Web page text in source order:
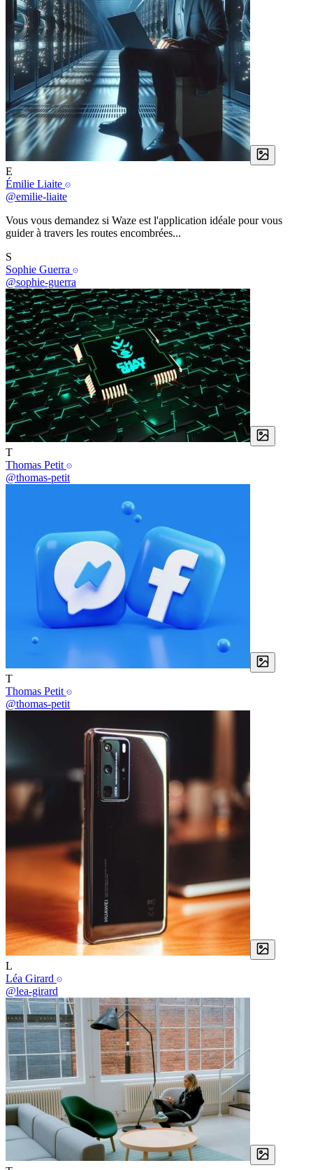
E
Émilie Liaite
@emilie-liaite
Vous vous demandez si Waze est l'application idéale pour vous
guider à travers les routes encombrées...
S
Sophie Guerra
@sophie-guerra
T
Thomas Petit
@thomas-petit
T
Thomas Petit
@thomas-petit
L
Léa Girard
@lea-girard